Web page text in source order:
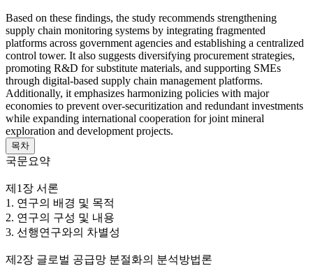
Based on these findings, the study recommends strengthening
supply chain monitoring systems by integrating fragmented
platforms across government agencies and establishing a centralized
control tower. It also suggests diversifying procurement strategies,
promoting R&D for substitute materials, and supporting SMEs
through digital-based supply chain management platforms.
Additionally, it emphasizes harmonizing policies with major
economies to prevent over-securitization and redundant investments
while expanding international cooperation for joint mineral
exploration and development projects.
목차
국문요약
제1장 서론
1. 연구의 배경 및 목적
2. 연구의 구성 및 내용
3. 선행연구와의 차별성
제2장 글로벌 공급망 분절화의 분석방법론